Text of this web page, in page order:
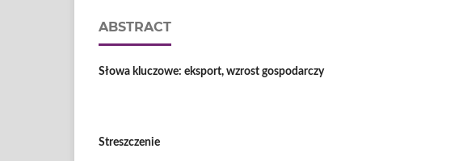
ABSTRACT
Słowa kluczowe: eksport, wzrost gospodarczy
Streszczenie